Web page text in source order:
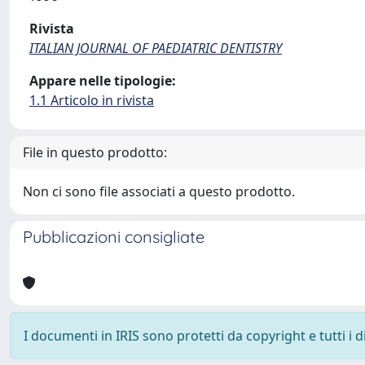
Rivista
ITALIAN JOURNAL OF PAEDIATRIC DENTISTRY
Appare nelle tipologie:
1.1 Articolo in rivista
File in questo prodotto:
Non ci sono file associati a questo prodotto.
Pubblicazioni consigliate
I documenti in IRIS sono protetti da copyright e tutti i